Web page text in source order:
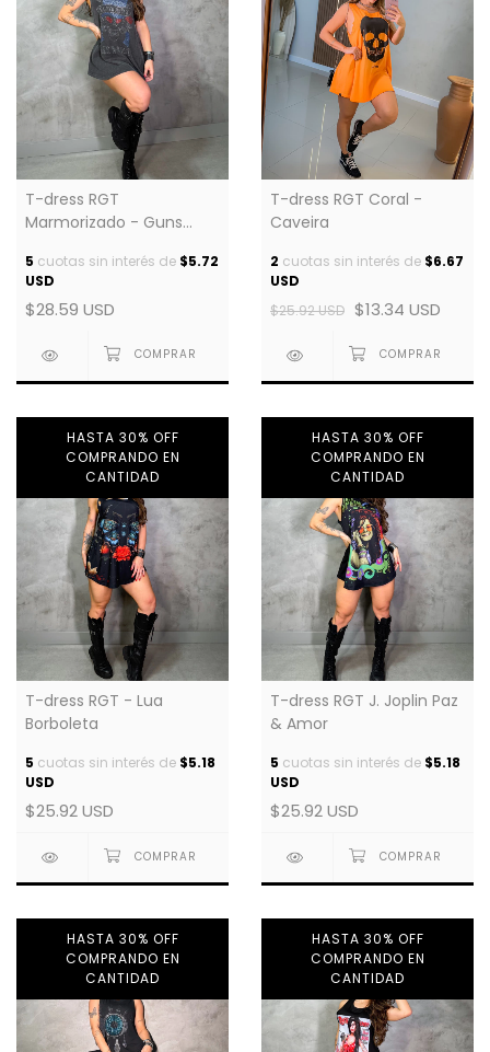
T-dress RGT
Marmorizado - Guns
5 cuotas sin interés de $5.72
USD
$28.59 USD
T-dress RGT Coral -
Caveira
2 cuotas sin interés de $6.67
USD
$25.92 USD $13.34 USD
HASTA 30% OFF
COMPRANDO EN
CANTIDAD
T-dress RGT - Lua
Borboleta
5 cuotas sin interés de $5.18
USD
$25.92 USD
HASTA 30% OFF
COMPRANDO EN
CANTIDAD
T-dress RGT J. Joplin Paz
& Amor
5 cuotas sin interés de $5.18
USD
$25.92 USD
HASTA 30% OFF
COMPRANDO EN
CANTIDAD
HASTA 30% OFF
COMPRANDO EN
CANTIDAD